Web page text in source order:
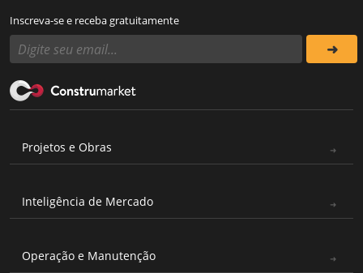
Inscreva-se e receba gratuitamente
Projetos e Obras
Inteligência de Mercado
Operação e Manutenção